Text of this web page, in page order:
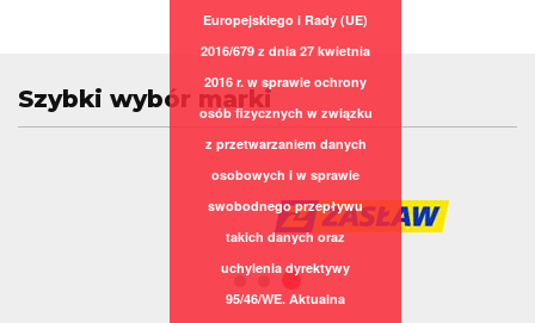
Szybki wybór marki
Europejskiego i Rady (UE)
2016/679 z dnia 27 kwietnia
2016 r. w sprawie ochrony
osób fizycznych w związku
z przetwarzaniem danych
osobowych i w sprawie
swobodnego przepływu
takich danych oraz
uchylenia dyrektywy
95/46/WE. Aktualna